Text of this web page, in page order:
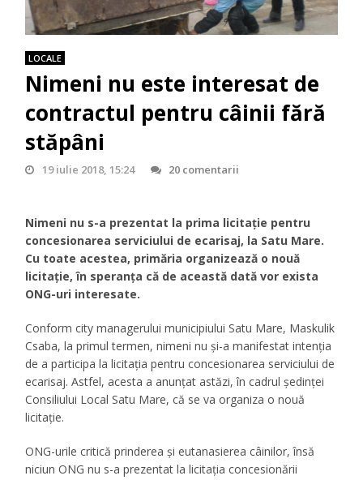
LOCALE
Nimeni nu este interesat de
contractul pentru câinii fără
stăpâni
19 iulie 2018, 15:24 20 comentarii
Nimeni nu s-a prezentat la prima licitație pentru
concesionarea serviciului de ecarisaj, la Satu Mare.
Cu toate acestea, primăria organizează o nouă
licitație, în speranța că de această dată vor exista
ONG-uri interesate.
Conform city managerului municipiului Satu Mare, Maskulik
Csaba, la primul termen, nimeni nu și-a manifestat intenția
de a participa la licitația pentru concesionarea serviciului de
ecarisaj. Astfel, acesta a anunțat astăzi, în cadrul ședinței
Consiliului Local Satu Mare, că se va organiza o nouă
licitație.
ONG-urile critică prinderea și eutanasierea câinilor, însă
niciun ONG nu s-a prezentat la licitația concesionării